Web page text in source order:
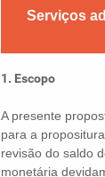
Serviços
1. Escopo
A presente
para a
revisão do saldo
monetária